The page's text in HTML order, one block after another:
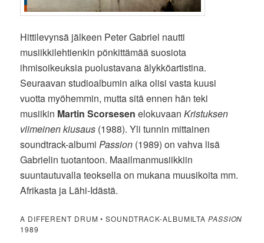
Hittilevynsä jälkeen Peter Gabriel nautti
musiikkilehtienkin pönkittämää suosiota
ihmisoikeuksia puolustavana älykköartistina.
Seuraavan studioalbumin aika olisi vasta kuusi
vuotta myöhemmin, mutta sitä ennen hän teki
musiikin Martin Scorsesen elokuvaanKristuksen
viimeinen kiusaus (1988). Yli tunnin mittainen
soundtrack-albumiPassion (1989) on vahva lisä
Gabrielin tuotantoon. Maailmanmusiikkiin
suuntautuvalla teoksella on mukana muusikoita mm.
Afrikasta ja Lähi-Idästä.
A DIFFERENT DRUM • SOUNDTRACK-ALBUMILTAPASSION
1989